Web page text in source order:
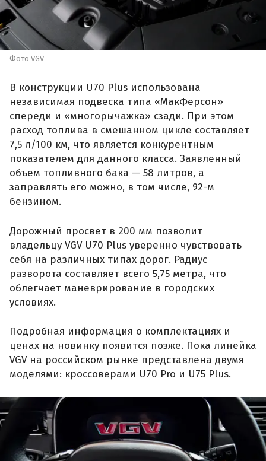
Фото VGV
В конструкции U70 Plus использована
независимая подвеска типа «МакФерсон»
спереди и «многорычажка» сзади. При этом
расход топлива в смешанном цикле составляет
7,5 л/100 км, что является конкурентным
показателем для данного класса. Заявленный
объем топливного бака — 58 литров, а
заправлять его можно, в том числе, 92-м
бензином.
Дорожный просвет в 200 мм позволит
владельцу VGV U70 Plus уверенно чувствовать
себя на различных типах дорог. Радиус
разворота составляет всего 5,75 метра, что
облегчает маневрирование в городских
условиях.
Подробная информация о комплектациях и
ценах на новинку появится позже. Пока линейка
VGV на российском рынке представлена двумя
моделями: кроссоверами U70 Pro и U75 Plus.